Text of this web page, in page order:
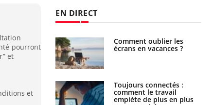
pourront
et
et
EN DIRECT
: un cas
un touriste
sur
en France
Comment oublier les
écrans en vacances ?
Toujours connectés :
comment le travail
empiète de plus en plus